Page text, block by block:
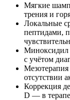
Мягкие
трения и
Локальные
пептидами,
Миноксидил
с учётом
отсутствии
Коррекция
D — в